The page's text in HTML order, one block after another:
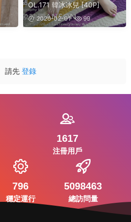
OL.171 韓冰冰兒 [40P]
2026-02-01 99
請先 登錄
1617
注冊用戶
796
穩定運行
5098463
總訪問量